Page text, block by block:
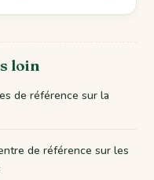
loin
de référence sur la
de référence sur les